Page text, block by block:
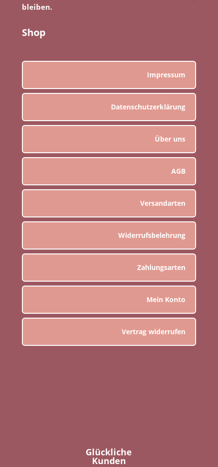
bleiben.
Shop
Impressum
Datenschutzerklärung
Über uns
AGB
Versandarten
Widerrufsbelehrung
Zahlungsarten
Mein Konto
Vertrag widerrufen
Glückliche
Kunden